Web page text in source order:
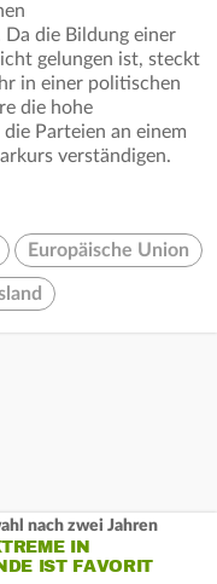
die Bildung einer
gelungen ist, steckt
in einer politischen
die hohe
Parteien an einem
verständigen.
Europäische Union
nach zwei Jahren
IN
IST FAVORIT